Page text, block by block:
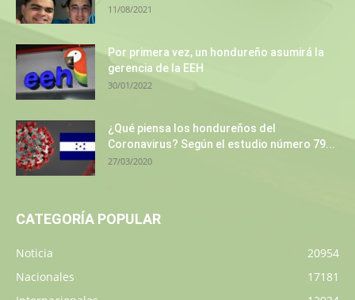
11/08/2021
Por primera vez, un hondureño asumirá la
gerencia de la EEH
30/01/2022
¿Qué piensa los hondureños del
Coronavirus? Según el estudio número 79...
27/03/2020
CATEGORÍA POPULAR
Noticia
20954
Nacionales
17181